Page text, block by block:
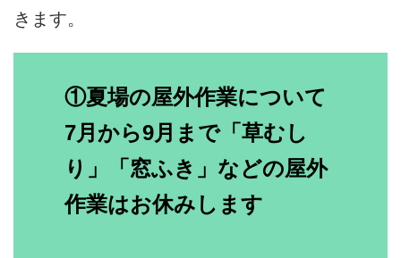
きます。
①夏場の屋外作業について
7月から9月まで「草むし
り」「窓ふき」などの屋外
作業はお休みします